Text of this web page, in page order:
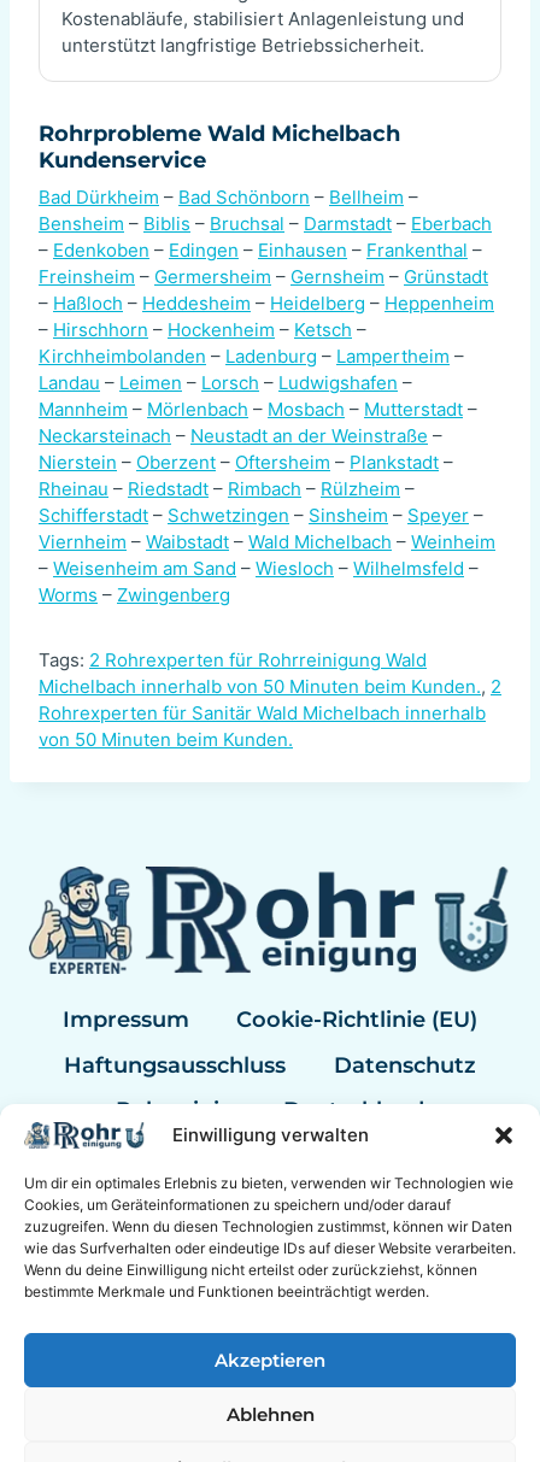
Einwilligung verwalten
Um dir ein optimales Erlebnis zu bieten, verwenden wir Technologien wie
Cookies, um Geräteinformationen zu speichern und/oder darauf
zuzugreifen. Wenn du diesen Technologien zustimmst, können wir Daten
wie das Surfverhalten oder eindeutige IDs auf dieser Website verarbeiten.
Wenn du deine Einwilligung nicht erteilst oder zurückziehst, können
bestimmte Merkmale und Funktionen beeinträchtigt werden.
Akzeptieren
Ablehnen
Kostenabläufe, stabilisiert Anlagenleistung und
unterstützt langfristige Betriebssicherheit.
Rohrprobleme Wald Michelbach
Kundenservice
Bad Dürkheim – Bad Schönborn – Bellheim –
Bensheim – Biblis – Bruchsal – Darmstadt – Eberbach
– Edenkoben – Edingen – Einhausen – Frankenthal –
Freinsheim – Germersheim – Gernsheim – Grünstadt
– Haßloch – Heddesheim – Heidelberg – Heppenheim
– Hirschhorn – Hockenheim – Ketsch –
Kirchheimbolanden – Ladenburg – Lampertheim –
Landau – Leimen – Lorsch – Ludwigshafen –
Mannheim – Mörlenbach – Mosbach – Mutterstadt –
Neckarsteinach – Neustadt an der Weinstraße –
Nierstein – Oberzent – Oftersheim – Plankstadt –
Rheinau – Riedstadt – Rimbach – Rülzheim –
Schifferstadt – Schwetzingen – Sinsheim – Speyer –
Viernheim – Waibstadt – Wald Michelbach – Weinheim
– Weisenheim am Sand – Wiesloch – Wilhelmsfeld –
Worms – Zwingenberg
Tags: 2 Rohrexperten für Rohrreinigung Wald
Michelbach innerhalb von 50 Minuten beim Kunden., 2
Rohrexperten für Sanitär Wald Michelbach innerhalb
von 50 Minuten beim Kunden.
Impressum
Cookie-Richtlinie (EU)
Haftungsausschluss
Datenschutz
Rohrreinigung Deutschland
Rohrreinigung Hannover
Rohrreinigung Bremen
Rohrreinigung Kassel
Sanitär Experten